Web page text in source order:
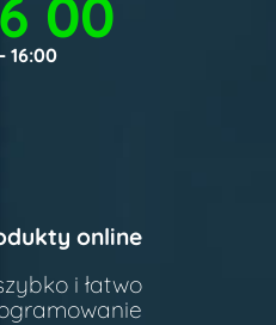
00
16:00
online
i łatwo